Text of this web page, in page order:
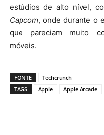
estúdios de alto nível,
Capcom, onde durante o
que pareciam muito
móveis.
FONTE
Techcrunch
TAGS
Apple Apple Arcade